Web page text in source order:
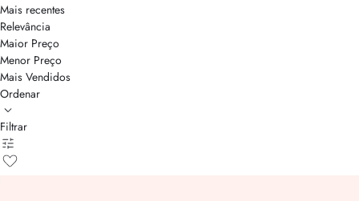
Mais recentes
Relevância
Maior Preço
Menor Preço
Mais Vendidos
Ordenar
Filtrar